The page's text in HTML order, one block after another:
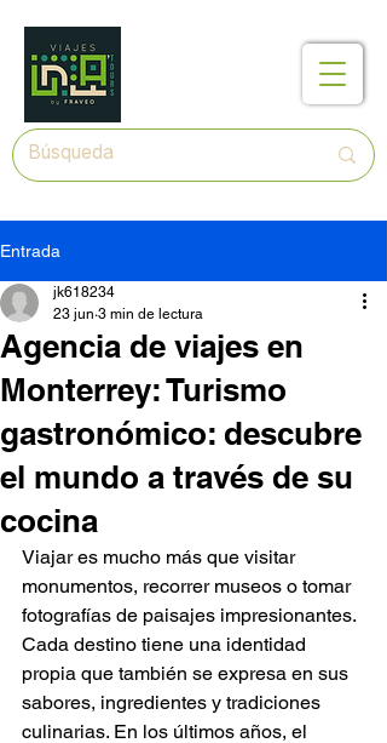
Entrada
Agencia de viajes en
Monterrey: Turismo
gastronómico: descubre
el mundo a través de su
cocina
jk618234
23 jun 3 min de lectura
Viajar es mucho más que visitar
monumentos, recorrer museos o tomar
fotografías de paisajes impresionantes.
Cada destino tiene una identidad
propia que también se expresa en sus
sabores, ingredientes y tradiciones
culinarias. En los últimos años, el